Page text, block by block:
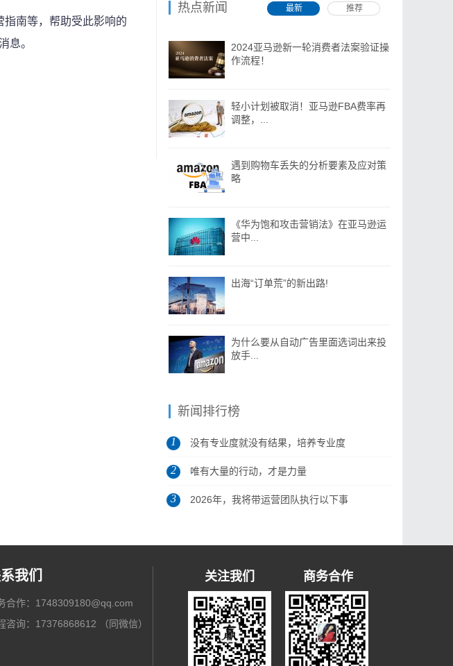
南等，帮助受此影响的
息。
热点新闻 最新 推荐
2024亚马逊新一轮消费者法案验证操
作流程！
轻小计划被取消！亚马逊FBA费率再
调整，...
遇到购物车丢失的分析要素及应对策
略
《华为饱和攻击营销法》在亚马逊运
营中...
出海“订单荒”的新出路!
为什么要从自动广告里面选词出来投
放手...
新闻排行榜
1 没有专业度就没有结果，培养专业度
是做...
2 唯有大量的行动，才是力量
3 2026年，我将带运营团队执行以下事
我们
合作：1748309180@qq.com
咨询：17376868612 （同微信）
关注我们 商务合作